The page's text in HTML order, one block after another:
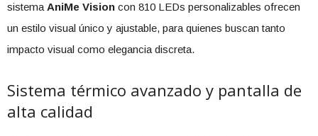
sistema AniMe Vision con 810 LEDs personalizables ofrecen
un estilo visual único y ajustable, para quienes buscan tanto
impacto visual como elegancia discreta.
Sistema térmico avanzado y pantalla de
alta calidad